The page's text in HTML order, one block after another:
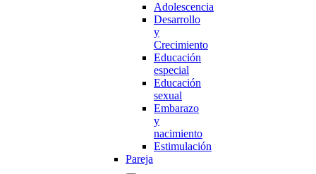
Adolescencia
Desarrollo
y
Crecimiento
Educación
especial
Educación
sexual
Embarazo
y
nacimiento
Estimulación
Pareja